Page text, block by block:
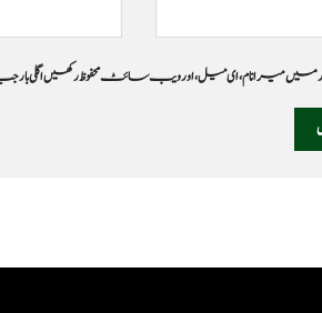
میں میرا نام، ای میل، اور ویب سائٹ محفوظ رکھیں اگلی